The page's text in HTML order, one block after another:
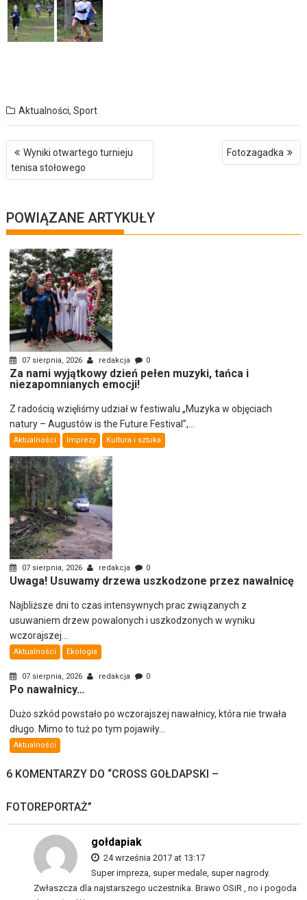
Aktualności,Sport
Nawigacja
wpisu
Wyniki otwartego turnieju
tenisa stołowego
Fotozagadka
POWIĄZANE ARTYKUŁY
07 sierpnia, 2026 redakcja 0
Za nami wyjątkowy dzień pełen muzyki, tańca i
niezapomnianych emocji!
Z radością wzięliśmy udział w festiwalu „Muzyka w objęciach
natury – Augustów is the Future Festival”,...
Aktualności Imprezy Kultura i sztuka
07 sierpnia, 2026 redakcja 0
Uwaga! Usuwamy drzewa uszkodzone przez nawałnicę
Najbliższe dni to czas intensywnych prac związanych z
usuwaniem drzew powalonych i uszkodzonych w wyniku
wczorajszej...
Aktualności Ekologia
07 sierpnia, 2026 redakcja 0
Po nawałnicy…
Dużo szkód powstało po wczorajszej nawałnicy, która nie trwała
długo. Mimo to tuż po tym pojawiły...
Aktualności
6 KOMENTARZY DO “CROSS GOŁDAPSKI –
FOTOREPORTAŻ”
gołdapiak
24 września 2017 at 13:17
Super impreza, super medale, super nagrody.
Zwłaszcza dla najstarszego uczestnika. Brawo OSiR , no i pogoda